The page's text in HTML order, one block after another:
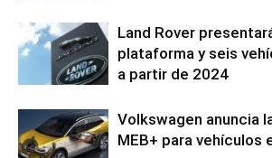
Land Rover
plataforma y seis
a partir de 2024
Volkswagen anuncia
MEB+ para vehículos